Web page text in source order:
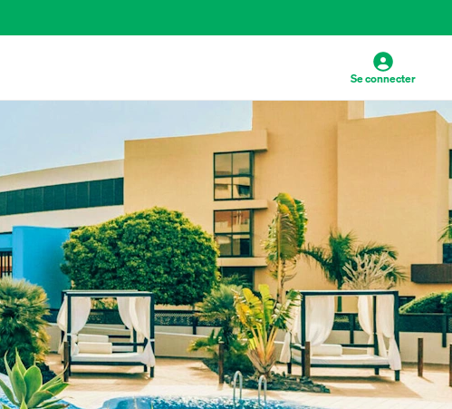
Se connecter